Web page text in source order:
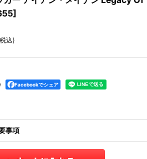
]
込)
Facebookでシェア
事項